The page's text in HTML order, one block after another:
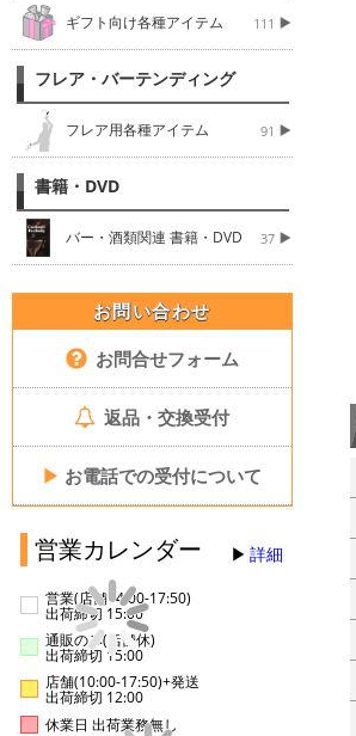
ギフト向け各種アイテム 111
フレア・バーテンディング
フレア用各種アイテム 91
書籍・DVD
バー・酒類関連 書籍・DVD 37
お問い合わせ
お問合せフォーム
返品・交換受付
▶ お電話での受付について
営業カレンダー 詳細
営業(店舗14:00-17:50)
出荷締切 15:00
通販のみ(店舗休)
出荷締切 15:00
店舗(10:00-17:50)+発送
出荷締切 12:00
休業日 出荷業務無し